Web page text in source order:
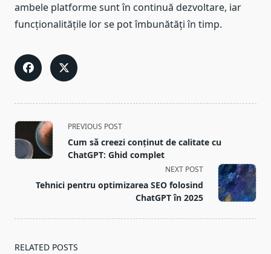
ambele platforme sunt în continuă dezvoltare, iar
funcționalitățile lor se pot îmbunătăți în timp.
<span
class="nav-
subtitle
reader-
PREVIOUS POST
Cum să creezi conținut de calitate cu
ChatGPT: Ghid complet
NEXT POST
Tehnici pentru optimizarea SEO folosind
ChatGPT în 2025
RELATED POSTS